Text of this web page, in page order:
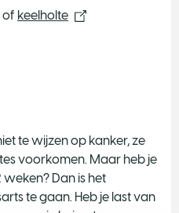
of keelholte
te wijzen op kanker, ze
voorkomen. Maar heb je
Dan is het
te gaan. Heb je last van